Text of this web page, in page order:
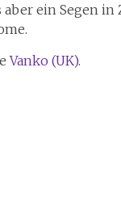
ein Segen
Vanko (UK).